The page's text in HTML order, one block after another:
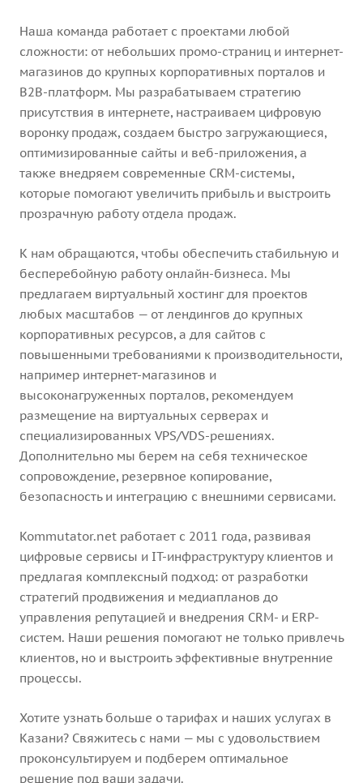
Наша команда работает с проектами любой
сложности: от небольших промо-страниц и интернет-
магазинов до крупных корпоративных порталов и
B2B-платформ. Мы разрабатываем стратегию
присутствия в интернете, настраиваем цифровую
воронку продаж, создаем быстро загружающиеся,
оптимизированные сайты и веб-приложения, а
также внедряем современные CRM-системы,
которые помогают увеличить прибыль и выстроить
прозрачную работу отдела продаж.
К нам обращаются, чтобы обеспечить стабильную и
бесперебойную работу онлайн-бизнеса. Мы
предлагаем виртуальный хостинг для проектов
любых масштабов — от лендингов до крупных
корпоративных ресурсов, а для сайтов с
повышенными требованиями к производительности,
например интернет-магазинов и
высоконагруженных порталов, рекомендуем
размещение на виртуальных серверах и
специализированных VPS/VDS-решениях.
Дополнительно мы берем на себя техническое
сопровождение, резервное копирование,
безопасность и интеграцию с внешними сервисами.
Kommutator.net работает с 2011 года, развивая
цифровые сервисы и IT-инфраструктуру клиентов и
предлагая комплексный подход: от разработки
стратегий продвижения и медиапланов до
управления репутацией и внедрения CRM- и ERP-
систем. Наши решения помогают не только привлечь
клиентов, но и выстроить эффективные внутренние
процессы.
Хотите узнать больше о тарифах и наших услугах в
Казани? Свяжитесь с нами — мы с удовольствием
проконсультируем и подберем оптимальное
решение под ваши задачи.